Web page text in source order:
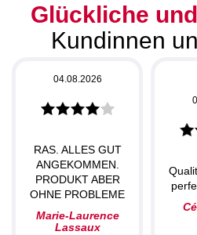
Glückliche
Kundinnen
04.08.2026
RAS. ALLES GUT
ANGEKOMMEN.
PRODUKT ABER
OHNE PROBLEME
Marie-Laurence
Lassaux